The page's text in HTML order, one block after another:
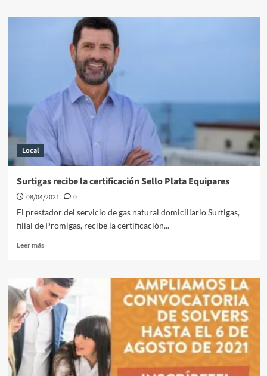
Administración
para
reconstruir
vía
Puerto
Santander
Local
Surtigas recibe la certificación Sello Plata Equipares
08/04/2021
0
El prestador del servicio de gas natural domiciliario Surtigas,
filial de Promigas, recibe la certificación...
Leer másLeer
Surtigas
recibe
la
certificación
Plata
Equipares